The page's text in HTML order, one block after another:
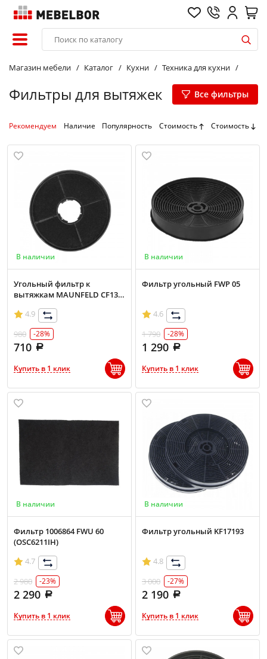
Магазин мебели Каталог Кухни Техника для кухни
Фильтры для вытяжек Все фильтры
Рекомендуем Наличие Популярность Стоимость Стоимость
В наличии
Угольный фильтр к
вытяжкам MAUNFELD CF130,
4.9
980
-28%
710
Купить в 1 клик
В наличии
Фильтр угольный FWP 05
4.6
1 790
-28%
1 290
Купить в 1 клик
В наличии
Фильтр 1006864 FWU 60
(OSC6211IH)
4.7
2 980
-23%
2 290
Купить в 1 клик
В наличии
Фильтр угольный KF17193
4.8
3 000
-27%
2 190
Купить в 1 клик